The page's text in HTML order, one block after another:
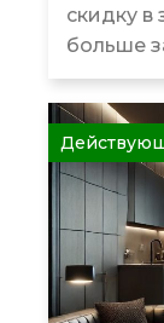
скидку в
больше